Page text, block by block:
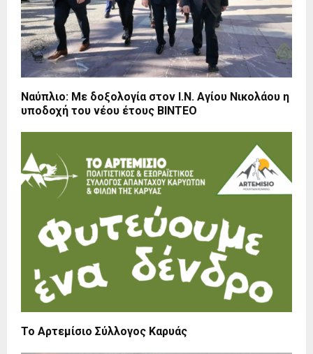
Ναύπλιο: Με δοξολογία στον Ι.Ν. Αγίου Νικολάου η
υποδοχή του νέου έτους ΒΙΝΤΕΟ
Το Αρτεμίσιο Σύλλογος Καρυάς